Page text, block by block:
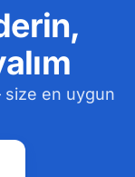
en uygun